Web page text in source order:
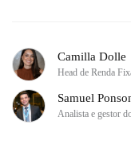
Camilla Dolle
Head de Renda
Samuel
Analista e gestor